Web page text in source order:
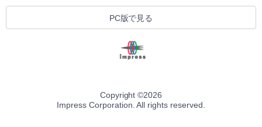
PC版で見る
Copyright ©2026
Impress Corporation. All rights reserved.